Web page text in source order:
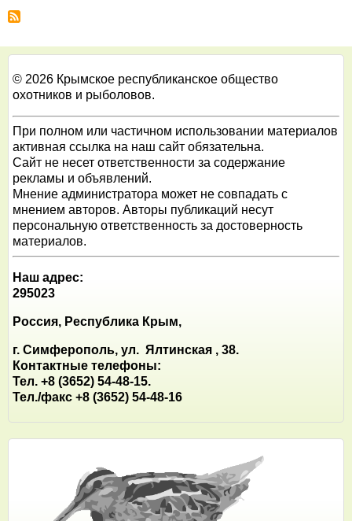
собак
пород
по
страниц
© 2026 Крымское республиканское общество
охотников и рыболовов.
При полном или частичном использовании материалов
активная ссылка на наш сайт обязательна.
Сайт не несет ответственности за содержание
рекламы и объявлений.
Мнение администратора может не совпадать с
мнением авторов. Авторы публикаций несут
персональную ответственность за достоверность
материалов.
Наш адрес:
295023
Россия, Республика Крым,
г. Симферополь, ул. Ялтинская , 38.
Контактные телефоны:
Тел. +8 (3652) 54-48-15.
Тел./факс +8 (3652) 54-48-16